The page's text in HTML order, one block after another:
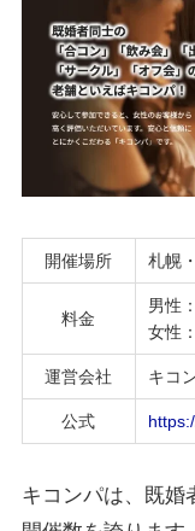
開催場所 札幌
料金
男性
女性
運営会社 キコ
公式
キコンパは、既婚